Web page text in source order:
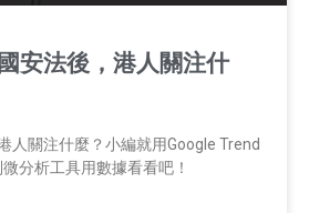
安法後，港人關注什
人關注什麼？小編就用Google Trend
分析工具用數據看看吧！